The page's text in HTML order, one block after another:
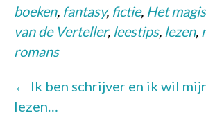
boeken, fantasy, fictie, Het
van de Verteller, leestips, lezen,
romans
← Ik ben schrijver en ik wil
lezen…